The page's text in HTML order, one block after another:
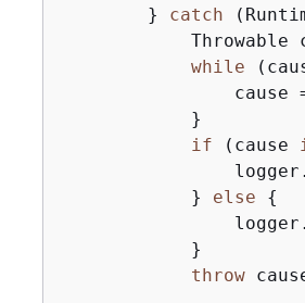
        }
catch
Throwable
while
cause
            }
if (cause
            }
else
{
            }
throw